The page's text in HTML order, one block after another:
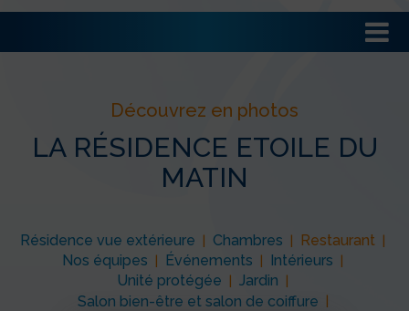
Découvrez en photos
LA RÉSIDENCE ETOILE DU
MATIN
Résidence vue extérieure | Chambres | Restaurant |
Nos équipes | Événements | Intérieurs |
Unité protégée | Jardin |
Salon bien-être et salon de coiffure |